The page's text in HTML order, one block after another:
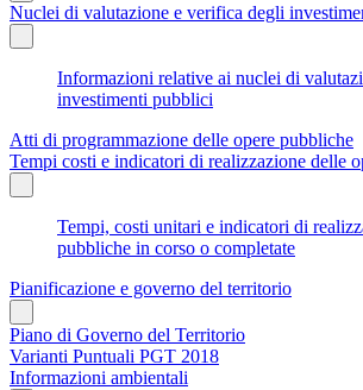
Nuclei di valutazione e verifica degli
Informazioni relative ai nuclei di
investimenti pubblici
Atti di programmazione delle opere pubbliche
Tempi costi e indicatori di realizzazione delle
Tempi, costi unitari e indicatori di
pubbliche in corso o completate
Pianificazione e governo del territorio
Piano di Governo del Territorio
Varianti Puntuali PGT 2018
Informazioni ambientali